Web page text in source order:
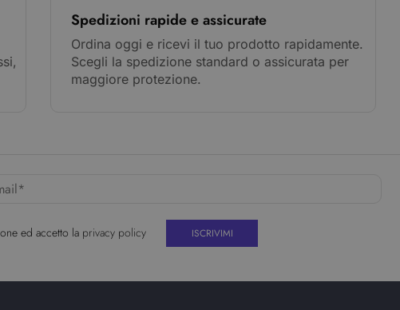
Spedizioni rapide e assicurate
Ordina oggi e ricevi il tuo prodotto rapidamente.
Scegli la spedizione standard o assicurata per
maggiore protezione.
ed accetto la privacy policy